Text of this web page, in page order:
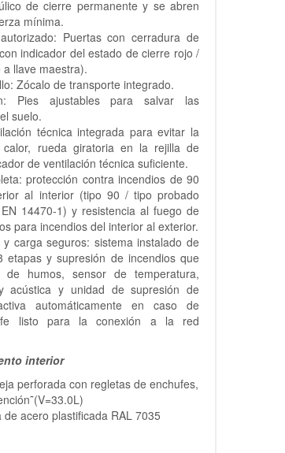
de cierre permanente y se abren
mínima.
Puertas con cerradura de
indicador del estado de cierre rojo /
llave maestra).
Zócalo de transporte integrado.
Pies ajustables para salvar las
suelo.
técnica integrada para evitar la
calor, rueda giratoria en la rejilla de
de ventilación técnica suficiente.
protección contra incendios de 90
al interior (tipo 90 / tipo probado
14470-1) y resistencia al fuego de
para incendios del interior al exterior.
y carga seguros: sistema instalado de
etapas y supresión de incendios que
de humos, sensor de temperatura,
acústica y unidad de supresión de
automáticamente en caso de
listo para la conexión a la red
interior
perforada con regletas de enchufes,
de acero plastificada RAL 7035